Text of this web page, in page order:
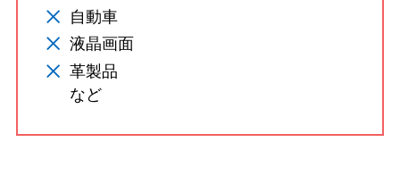
自動車
液晶画面
革製品
など